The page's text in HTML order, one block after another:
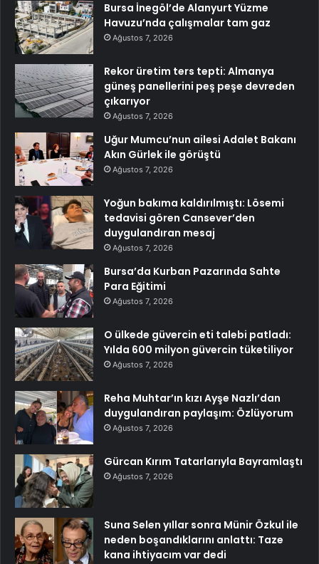
Bursa İnegöl’de Alanyurt Yüzme
Havuzu’nda çalışmalar tam gaz
Ağustos 7, 2026
Rekor üretim ters tepti: Almanya
güneş panellerini peş peşe devreden
çıkarıyor
Ağustos 7, 2026
Uğur Mumcu’nun ailesi Adalet Bakanı
Akın Gürlek ile görüştü
Ağustos 7, 2026
Yoğun bakıma kaldırılmıştı: Lösemi
tedavisi gören Cansever’den
duygulandıran mesaj
Ağustos 7, 2026
Bursa’da Kurban Pazarında Sahte
Para Eğitimi
Ağustos 7, 2026
O ülkede güvercin eti talebi patladı:
Yılda 600 milyon güvercin tüketiliyor
Ağustos 7, 2026
Reha Muhtar’ın kızı Ayşe Nazlı’dan
duygulandıran paylaşım: Özlüyorum
Ağustos 7, 2026
Gürcan Kırım Tatarlarıyla Bayramlaştı
Ağustos 7, 2026
Suna Selen yıllar sonra Münir Özkul ile
neden boşandıklarını anlattı: Taze
kana ihtiyacım var dedi